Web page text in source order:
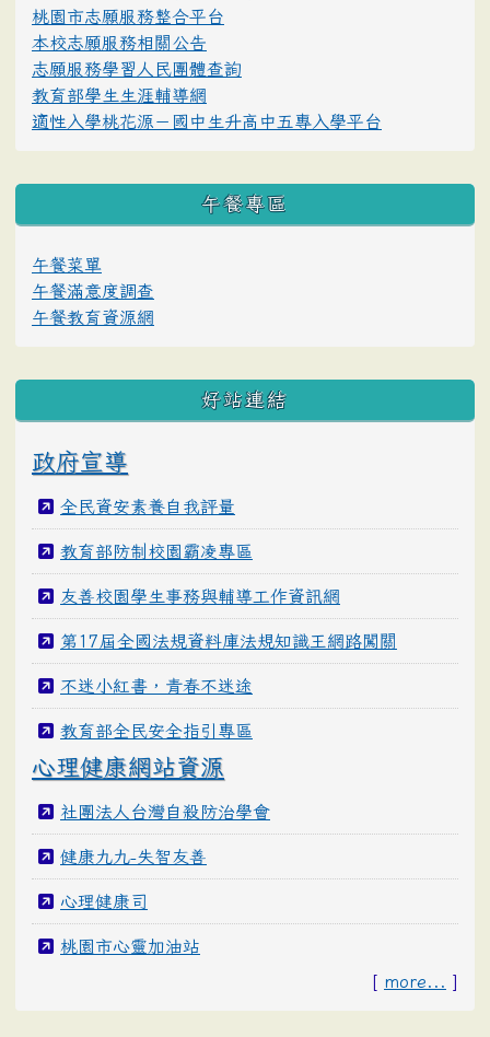
桃園市志願服務整合平台
本校志願服務相關公告
志願服務學習人民團體查詢
教育部學生生涯輔導網
適性入學桃花源－國中生升高中五專入學平台
午餐專區
午餐菜單
午餐滿意度調查
午餐教育資源網
好站連結
政府宣導
全民資安素養自我評量
教育部防制校園霸凌專區
友善校園學生事務與輔導工作資訊網
第17屆全國法規資料庫法規知識王網路闖關
不迷小紅書，青春不迷途
教育部全民安全指引專區
心理健康網站資源
社團法人台灣自殺防治學會
健康九九-失智友善
心理健康司
桃園市心靈加油站
[ more... ]